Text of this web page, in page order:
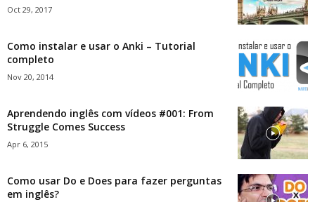
Oct 29, 2017
Como instalar e usar o Anki – Tutorial
completo
Nov 20, 2014
Aprendendo inglês com vídeos #001: From
Struggle Comes Success
Apr 6, 2015
Como usar Do e Does para fazer perguntas
em inglês?